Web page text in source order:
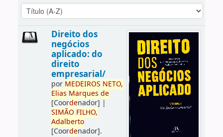
Direito dos
negócios
aplicado: do
direito
empresarial/
por MEDEIROS NETO,
Elias Marques de
[Coordenador] |
SIMÃO FILHO,
Adalberto
[Coordenador].